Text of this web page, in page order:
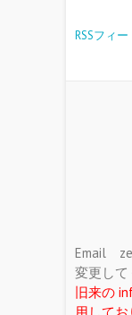
RSSフィー
Email
変更して
旧来の